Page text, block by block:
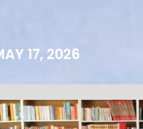
17, 2026